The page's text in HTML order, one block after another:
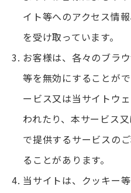
イト等へのアクセス情
を受け取っています。
お客様は、各々のブラ
等を無効にすることが
ービス又は当サイトウ
われたり、本サービス
で提供するサービスの
ることがあります。
当サイトは、クッキー